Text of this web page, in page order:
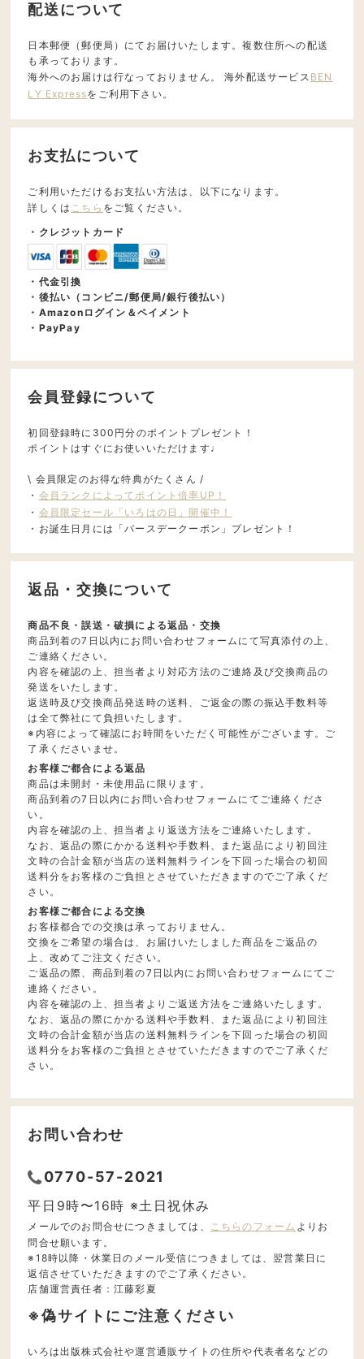
配送について
日本郵便（郵便局）にてお届けいたします。複数住所への配送
も承っております。
海外へのお届けは行なっておりません。 海外配送サービス BEN
LY Expressをご利用下さい。
お支払について
ご利用いただけるお支払い方法は、以下になります。
詳しくは こちら をご覧ください。
・クレジットカード
・代金引換
・後払い（コンビニ/郵便局/銀行後払い）
・Amazonログイン＆ペイメント
・PayPay
会員登録について
初回登録時に300円分のポイントプレゼント！
ポイントはすぐにお使いいただけます♩
\ 会員限定のお得な特典がたくさん /
・ 会員ランクによってポイント倍率UP！
・ 会員限定セール「いろはの日」開催中！
・お誕生日月には「バースデークーポン」プレゼント！
返品・交換について
商品不良・誤送・破損による返品・交換
商品到着の7日以内にお問い合わせフォームにて写真添付の上、
ご連絡ください。
内容を確認の上、担当者より対応方法のご連絡及び交換商品の
発送をいたします。
返送時及び交換商品発送時の送料、ご返金の際の振込手数料等
は全て弊社にて負担いたします。
※内容によって確認にお時間をいただく可能性がございます。ご
了承くださいませ。
お客様ご都合による返品
商品は未開封・未使用品に限ります。
商品到着の7日以内にお問い合わせフォームにてご連絡くださ
い。
内容を確認の上、担当者より返送方法をご連絡いたします。
なお、返品の際にかかる送料や手数料、また返品により初回注
文時の合計金額が当店の送料無料ラインを下回った場合の初回
送料分をお客様のご負担とさせていただきますのでご了承くだ
さい。
お客様ご都合による交換
お客様都合での交換は承っておりません。
交換をご希望の場合は、お届けいたしました商品をご返品の
上、改めてご注文ください。
ご返品の際、商品到着の7日以内にお問い合わせフォームにてご
連絡ください。
内容を確認の上、担当者よりご返送方法をご連絡いたします。
なお、返品の際にかかる送料や手数料、また返品により初回注
文時の合計金額が当店の送料無料ラインを下回った場合の初回
送料分をお客様のご負担とさせていただきますのでご了承くだ
さい。
お問い合わせ
0770-57-2021
平日9時〜16時 ※土日祝休み
メールでのお問合せにつきましては、 こちらのフォーム よりお
問合せ願います。
※18時以降・休業日のメール受信につきましては、翌営業日に
返信させていただきますのでご了承ください。
店舗運営責任者：江藤彩夏
※偽サイトにご注意ください
いろは出版株式会社や運営通販サイトの住所や代表者名などの